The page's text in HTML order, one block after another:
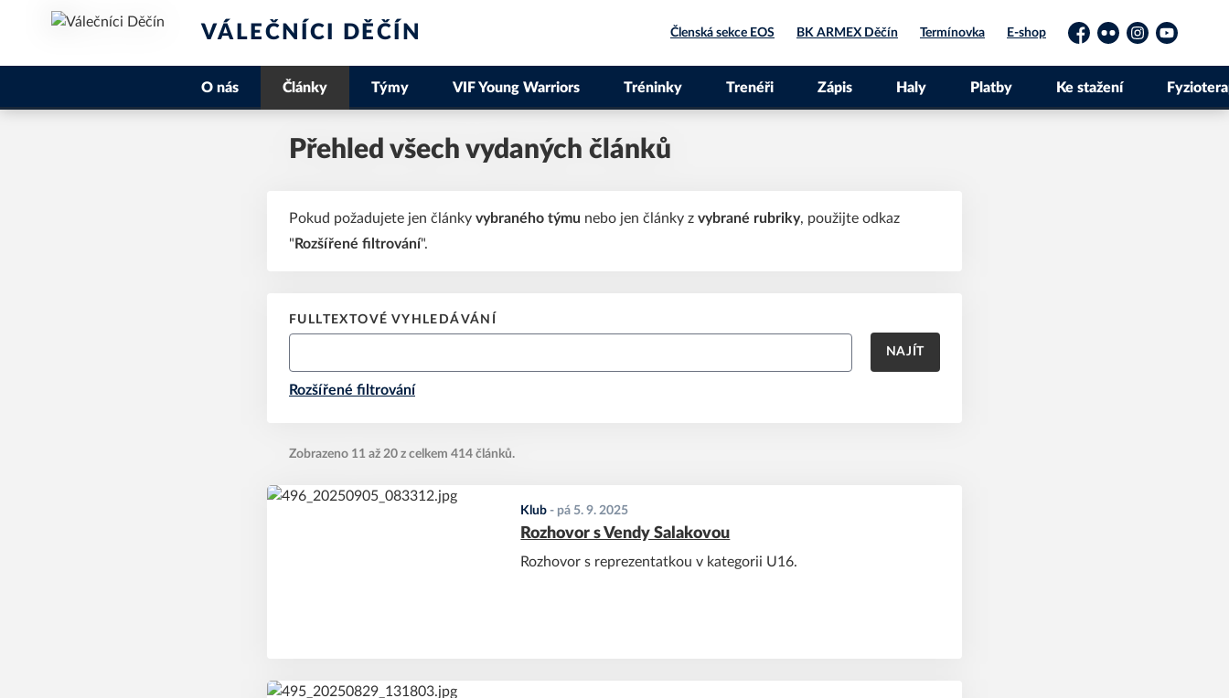
VÁLEČNÍCI DĚČÍN Členská sekce EOS BK ARMEX Děčín Termínovka E-shop
Facebook
FlickrInstagramYouTube
O nás Články Týmy VIF Young Warriors Tréninky Trenéři Zápis Haly Platby Ke stažení
Přehled všech vydaných článků
Pokud požadujete jen články vybraného týmu nebo jen články z vybrané rubriky, použijte odkaz
" Rozšířené filtrování".
FULLTEXTOVÉ VYHLEDÁVÁNÍ
NAJÍT
Rozšířené filtrování
Zobrazeno 11 až 20 z celkem 414 článků.
Klub - pá 5. 9. 2025
Rozhovor s Vendy Salakovou
Rozhovor s reprezentatkou v kategorii U16.